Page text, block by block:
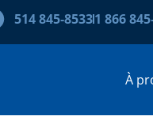
514 845‑85331 866
À